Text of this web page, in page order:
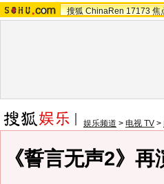
搜狐 ChinaRen 17173 焦
娱乐频道 > 电视 TV >
《誓言无声2》